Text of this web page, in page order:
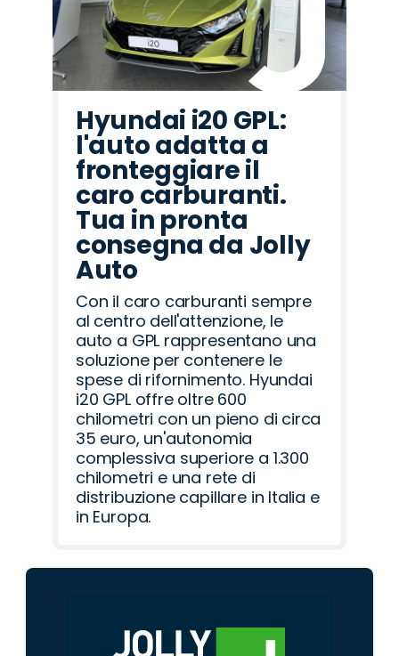
Hyundai i20 GPL:
l'auto adatta a
fronteggiare il
caro carburanti.
Tua in pronta
consegna da Jolly
Auto
Con il caro carburanti sempre
al centro dell'attenzione, le
auto a GPL rappresentano una
soluzione per contenere le
spese di rifornimento. Hyundai
i20 GPL offre oltre 600
chilometri con un pieno di circa
35 euro, un'autonomia
complessiva superiore a 1.300
chilometri e una rete di
distribuzione capillare in Italia e
in Europa.